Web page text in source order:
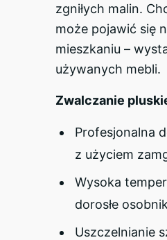
zgniłych malin.
może pojawić się
mieszkaniu –
używanych mebli.
Zwalczanie
Profesjonalna
z użyciem
Wysoka
dorosłe
Uszczelnianie